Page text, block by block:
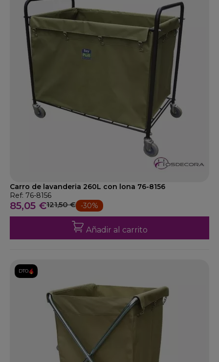
Carro de lavanderia 260L con lona 76-8156
Ref: 76-8156
85,05 €121,50 € -30%
Añadir al carrito
DTO.